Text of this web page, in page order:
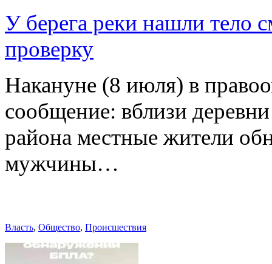
У берега реки нашли тело
проверку
Накануне (8 июля) в
сообщение: вблизи
района местные жители
мужчины…
Власть, Общество, Происшествия